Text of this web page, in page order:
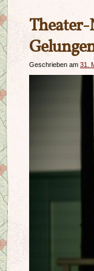
Theater-
Geschrieben am 31.